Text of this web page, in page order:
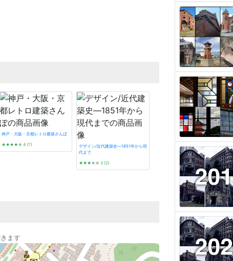
神戸・大阪・京都レトロ建築さんぽ
★★★★☆ 4 (7)
デザイン/近代建築史―1851年から現
代まで
★★★☆☆ 3 (2)
タイル建築探訪
0 (0)
ます